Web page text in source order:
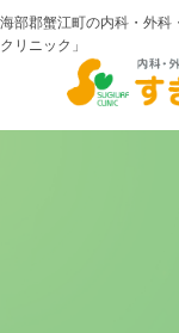
海部郡蟹江町の内科・外科
クリニック」